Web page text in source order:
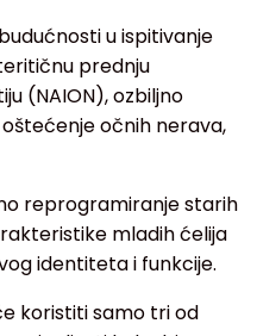
u ispitivanje
prednju
(NAION), ozbiljno
očnih nerava,
reprogramiranje starih
mladih ćelija
identiteta i funkcije.
koristiti samo tri od